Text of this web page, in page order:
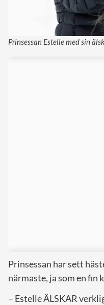
Prinsessan Estelle med sin
Prinsessan har sett
närmaste, ja som en fin
– Estelle ÄLSKAR